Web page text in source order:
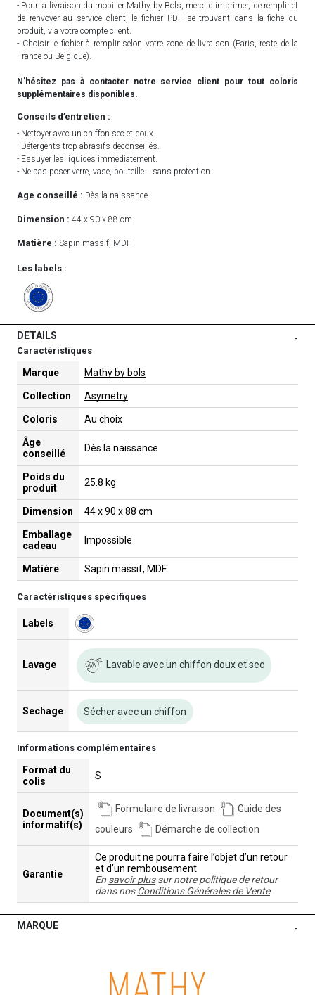
- Pour la livraison du mobilier Mathy by Bols, merci d'imprimer, de remplir et
de renvoyer au service client, le fichier PDF se trouvant dans la fiche du
produit, via votre compte client.
- Choisir le fichier à remplir selon votre zone de livraison (Paris, reste de la
France ou Belgique).
N'hésitez pas à contacter notre service client pour tout coloris
supplémentaires disponibles.
Conseils d’entretien :
- Nettoyer avec un chiffon sec et doux.
- Détergents trop abrasifs déconseillés.
- Essuyer les liquides immédiatement.
- Ne pas poser verre, vase, bouteille... sans protection.
Age conseillé : Dès la naissance
Dimension : 44 x 90 x 88 cm
Matière : Sapin massif, MDF
Les labels :
DETAILS -
Caractéristiques
Marque Mathy by bols
Collection Asymetry
Coloris Au choix
Âge
conseillé
Dès la naissance
Poids du
produit
25.8 kg
Dimension 44 x 90 x 88 cm
Emballage
cadeau
Impossible
Matière Sapin massif, MDF
Caractéristiques spécifiques
Labels
Lavage Lavable avec un chiffon doux et sec
Sechage Sécher avec un chiffon
Informations complémentaires
Format du
colis
S
Document(s)
informatif(s)
Formulaire de livraison
Guide des
couleurs
Démarche de collection
Garantie
Ce produit ne pourra faire l’objet d’un retour
et d’un rembousement
En savoir plussur notre politique de retour
dans nosConditions Générales de Vente
MARQUE -